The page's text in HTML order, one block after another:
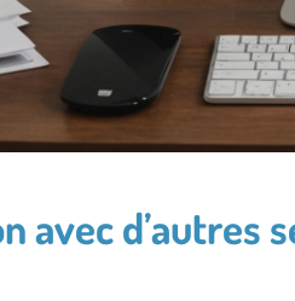
avec d’autres